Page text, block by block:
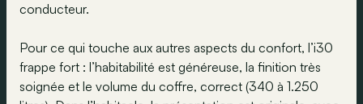
conducteur.
Pour ce qui touche aux autres aspects du confort, l’i30
frappe fort : l’habitabilité est généreuse, la finition très
soignée et le volume du coffre, correct (340 à 1.250